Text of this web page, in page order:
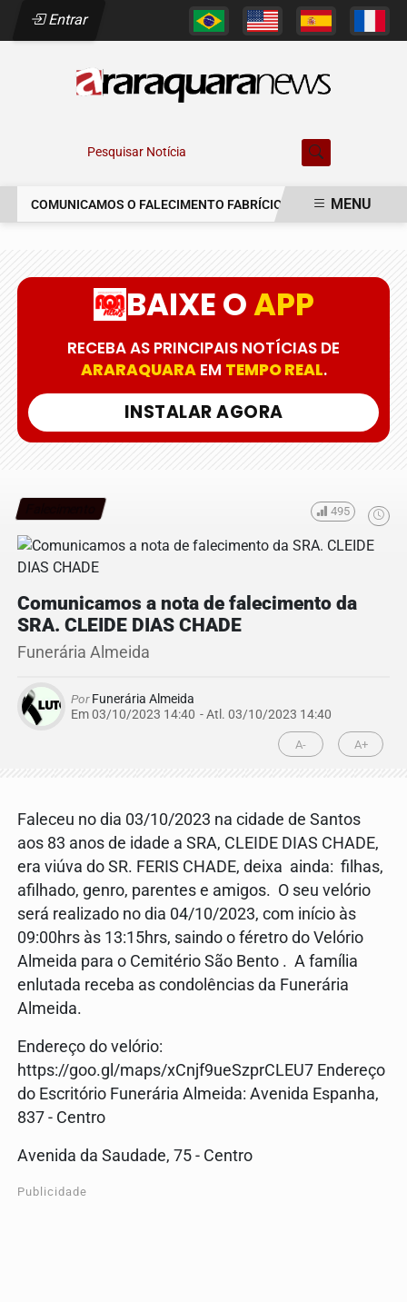
Entrar
Pesquisar Notícia
COMUNICAMOS O FALECIMENTO FABRÍCIO AUGUSTO FERREIRA
MENU
BAIXE OAPP
RECEBA AS PRINCIPAIS NOTÍCIAS DE
ARARAQUARAEM TEMPO REAL.
INSTALAR AGORA
495
Comunicamos a nota de falecimento da
SRA. CLEIDE DIAS CHADE
Funerária Almeida
PorFunerária Almeida
Em 03/10/2023 14:40 - Atl. 03/10/2023 14:40
A- A+
Faleceu no dia 03/10/2023 na cidade de Santos
aos 83 anos de idade a SRA, CLEIDE DIAS CHADE,
era viúva do SR. FERIS CHADE, deixa ainda: filhas,
afilhado, genro, parentes e amigos. O seu velório
será realizado no dia 04/10/2023, com início às
09:00hrs às 13:15hrs, saindo o féretro do Velório
Almeida para o Cemitério São Bento . A família
enlutada receba as condolências da Funerária
Almeida.
Endereço do velório:
https://goo.gl/maps/xCnjf9ueSzprCLEU7 Endereço
do Escritório Funerária Almeida: Avenida Espanha,
837 - Centro
Avenida da Saudade, 75 - Centro
Publicidade